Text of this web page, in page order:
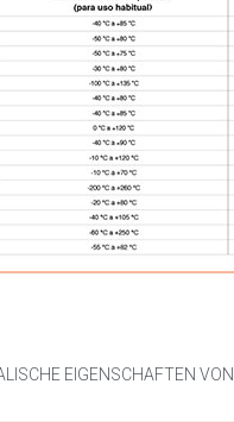
EIGENSCHAFTEN